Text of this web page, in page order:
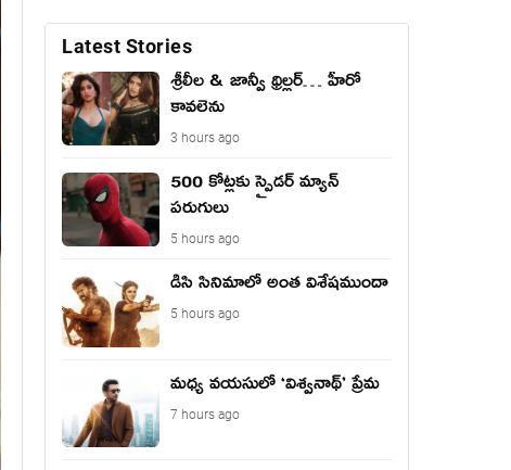
Latest Stories
శ్రీలీల & జాన్వీ థ్రిల్లర్… హీరో
కావలెను
3 hours ago
500 కోట్లకు స్పైడర్ మ్యాన్
పరుగులు
5 hours ago
డిసి సినిమాలో అంత విశేషముందా
5 hours ago
మధ్య వయసులో ‘విశ్వనాథ్’ ప్రేమ
7 hours ago